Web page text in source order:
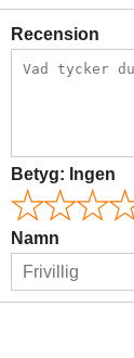
Recension
Betyg: Ingen
Namn